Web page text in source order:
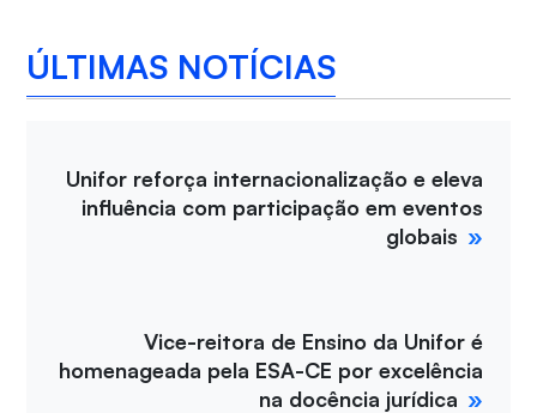
ÚLTIMAS NOTÍCIAS
Unifor reforça internacionalização e eleva
influência com participação em eventos
globais
Vice-reitora de Ensino da Unifor é
homenageada pela ESA-CE por excelência
na docência jurídica